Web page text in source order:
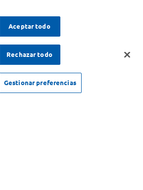
Aceptar todo
Rechazar todo
Gestionar preferencias